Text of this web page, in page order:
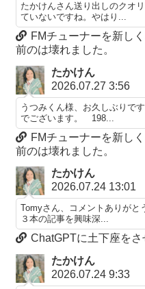
たかけんさん送り出しのクオ
ていないですね。やはり...
FMチューナーを新し
前のは壊れました。
たかけん
2026.07.27 3:56
うつみくん様、お久しぶりで
でございます。 198...
FMチューナーを新し
前のは壊れました。
たかけん
2026.07.24 13:01
Tomyさん、コメントありがと
３本の記事を興味深...
ChatGPTに土下座をさ
たかけん
2026.07.24 9:33